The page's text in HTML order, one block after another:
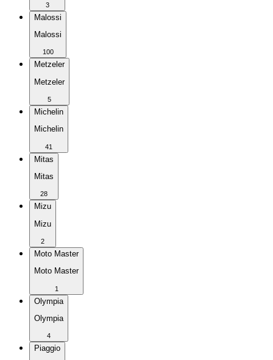
3
Malossi
Malossi
100
Metzeler
Metzeler
5
Michelin
Michelin
41
Mitas
Mitas
28
Mizu
Mizu
2
Moto Master
Moto Master
1
Olympia
Olympia
4
Piaggio